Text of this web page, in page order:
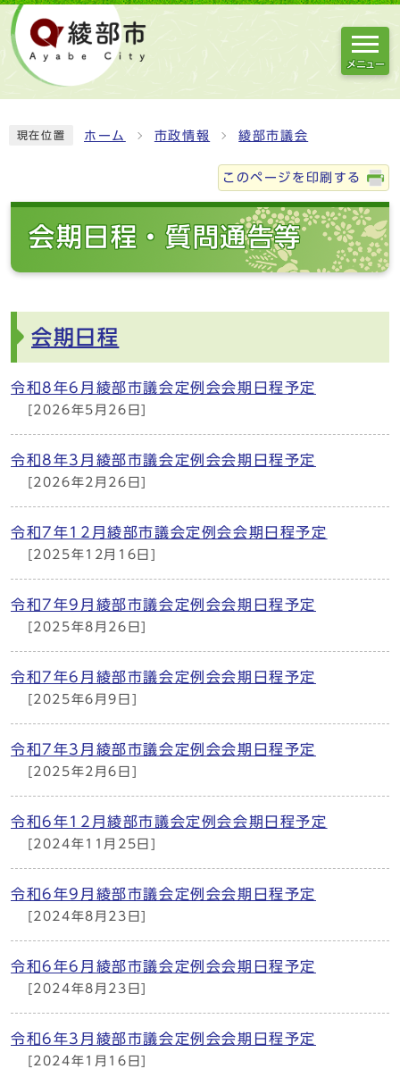
メニュー
現在位置 ホーム 市政情報 綾部市議会
このページを印刷する
会期日程・質問通告等
会期日程
令和8年6月綾部市議会定例会会期日程予定
[2026年5月26日]
令和8年3月綾部市議会定例会会期日程予定
[2026年2月26日]
令和7年12月綾部市議会定例会会期日程予定
[2025年12月16日]
令和7年9月綾部市議会定例会会期日程予定
[2025年8月26日]
令和7年6月綾部市議会定例会会期日程予定
[2025年6月9日]
令和7年3月綾部市議会定例会会期日程予定
[2025年2月6日]
令和6年12月綾部市議会定例会会期日程予定
[2024年11月25日]
令和6年9月綾部市議会定例会会期日程予定
[2024年8月23日]
令和6年6月綾部市議会定例会会期日程予定
[2024年8月23日]
令和6年3月綾部市議会定例会会期日程予定
[2024年1月16日]